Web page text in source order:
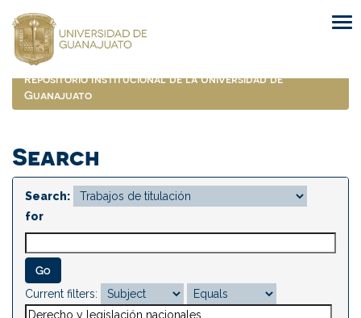
navigation
Repositorio Institucional de la Universidad de
Guanajuato
Search
Search:
for
Current filters: